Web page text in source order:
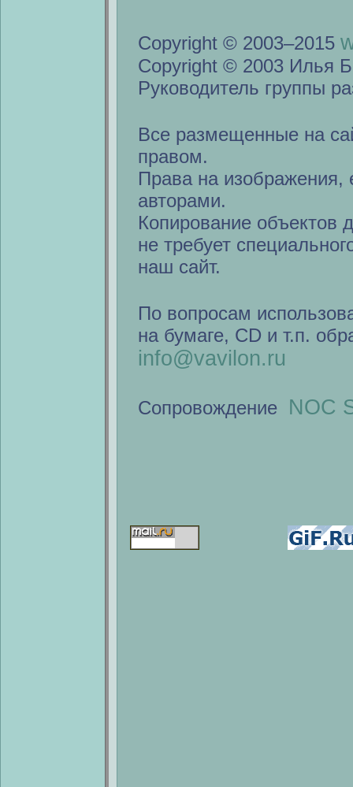
Copyright © 2003–2015
Copyright © 2003 Илья
Руководитель группы
Все размещенные на
правом.
Права на изображения,
авторами.
Копирование объектов
не требует
наш сайт.
По вопросам
на бумаге, CD и т.п.
info@vavilon.ru
Сопровождение NOC